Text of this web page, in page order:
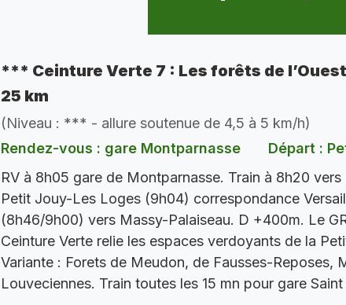
*** Ceinture Verte 7 : Les forêts de
25 km
(Niveau : *** - allure soutenue de 4,5 à 5 km/h)
Rendez-vous : gare Montparnasse
Départ :
RV à 8h05 gare de Montparnasse. Train à 8h20
Petit Jouy-Les Loges (9h04) correspondance
(8h46/9h00) vers Massy-Palaiseau. D +400m. Le
Ceinture Verte relie les espaces verdoyants de la
Variante : Forets de Meudon, de Fausses-Reposes,
Louveciennes. Train toutes les 15 mn pour gare